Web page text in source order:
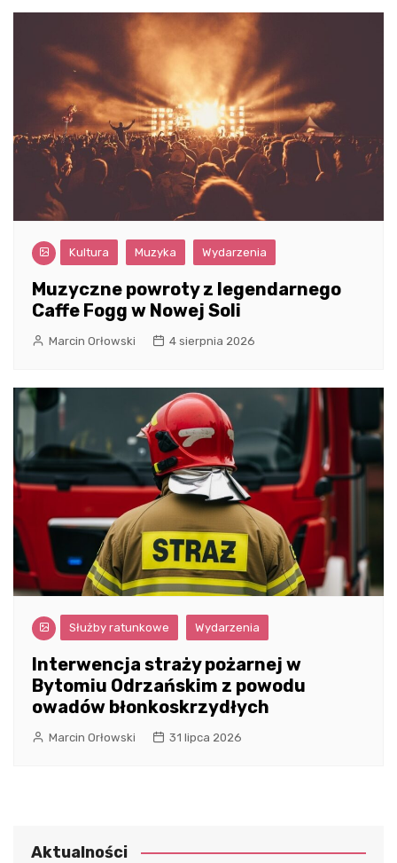
Kultura Muzyka Wydarzenia
Muzyczne powroty z legendarnego
Caffe Fogg w Nowej Soli
Marcin Orłowski 4 sierpnia 2026
Służby ratunkowe Wydarzenia
Interwencja straży pożarnej w
Bytomiu Odrzańskim z powodu
owadów błonkoskrzydłych
Marcin Orłowski 31 lipca 2026
Aktualności